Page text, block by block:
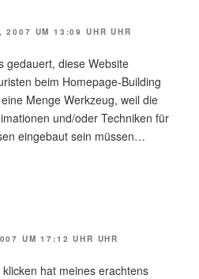
2007 UM 13:09 UHR UHR
gedauert, diese Website
beim Homepage-Building
Menge Werkzeug, weil die
und/oder Techniken für
eingebaut sein müssen…
UM 17:12 UHR UHR
hat meines erachtens